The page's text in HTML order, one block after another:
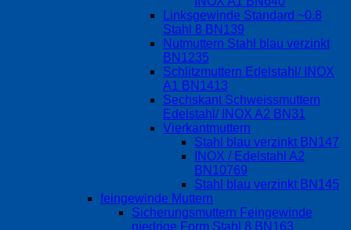
Linksgewinde Standard ~0.8
Stahl 8 BN139
Nutmuttern Stahl blau verzinkt
BN1235
Schlitzmuttern Edelstahl/ INOX
A1 BN1413
Sechskant Schweissmuttern
Edelstahl/ INOX A2 BN31
Vierkantmuttern
Stahl blau verzinkt BN147
INOX / Edelstahl A2
BN10769
Stahl blau verzinkt BN145
feingewinde Muttern
Sicherungsmuttern Feingewinde
niedrige Form Stahl 8 BN163